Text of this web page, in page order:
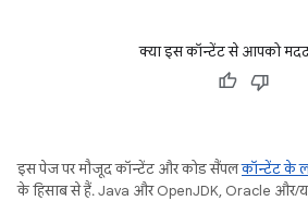
क्या इस कॉन्टेंट से आपको
इस पेज पर मौजूद कॉन्टेंट और कोड सैंपलकॉन्टेंट के
के हिसाब से हैं. Java और OpenJDK, Oracle और/